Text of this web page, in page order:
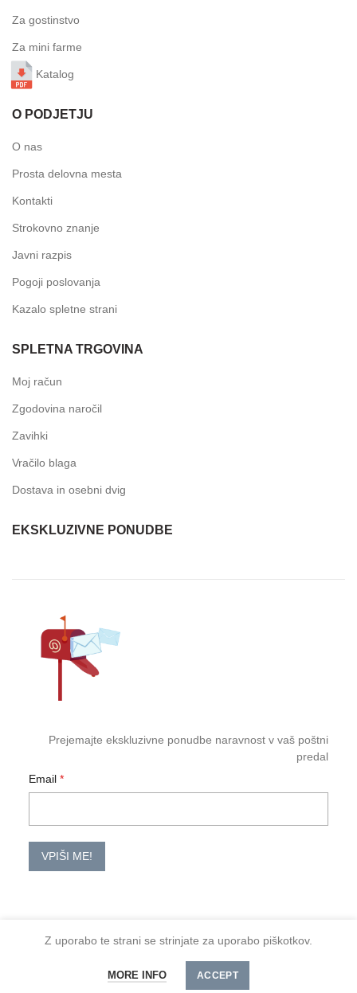
Za gostinstvo
Za mini farme
Katalog
O PODJETJU
O nas
Prosta delovna mesta
Kontakti
Strokovno znanje
Javni razpis
Pogoji poslovanja
Kazalo spletne strani
SPLETNA TRGOVINA
Moj račun
Zgodovina naročil
Zavihki
Vračilo blaga
Dostava in osebni dvig
EKSKLUZIVNE PONUDBE
Prejemajte ekskluzivne ponudbe naravnost v vaš poštni
predal
Email
VPIŠI ME!
2026 TM-HoReCa
Spoštovani kupci, minimalno naročilo je 30 €
Z uporabo te strani se strinjate za uporabo piškotkov.
MORE INFO ACCEPT